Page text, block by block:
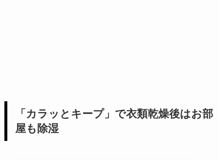
「カラッとキープ」で衣類乾燥後はお部
屋も除湿